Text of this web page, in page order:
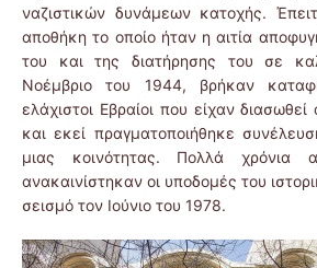
ναζιστικών δυνάμεων κατοχής.
αποθήκη το οποίο ήταν η αιτία
του και της διατήρησης του σε
Νοέμβριο του 1944, βρήκαν
ελάχιστοι Εβραίοι που είχαν
και εκεί πραγματοποιήθηκε
μιας κοινότητας. Πολλά χρόνια
ανακαινίστηκαν οι υποδομές του
σεισμό τον Ιούνιο του 1978.